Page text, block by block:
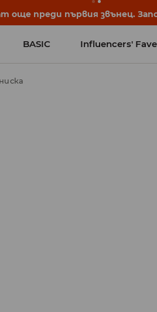
още преди първия звънец.
BASIC Influencers'